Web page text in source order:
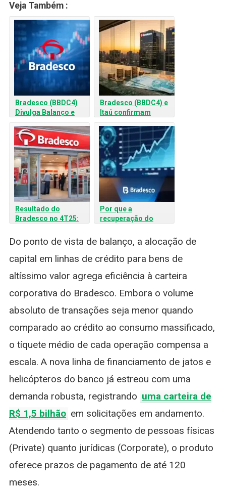
Veja Também :
Bradesco (BBDC4)
Divulga Balanço e
Mercado Monitora
Inadimplência
Bradesco (BBDC4) e
Itaú confirmam
compra de carteiras
do BRB: O que saber?
Resultado do
Bradesco no 4T25:
mostra Recuperação
Por que a
recuperação do
ainda divide
analistas?
Do ponto de vista de balanço, a alocação de
capital em linhas de crédito para bens de
altíssimo valor agrega eficiência à carteira
corporativa do Bradesco. Embora o volume
absoluto de transações seja menor quando
comparado ao crédito ao consumo massificado,
o tíquete médio de cada operação compensa a
escala. A nova linha de financiamento de jatos e
helicópteros do banco já estreou com uma
demanda robusta, registrando uma carteira de
R$ 1,5 bilhão em solicitações em andamento.
Atendendo tanto o segmento de pessoas físicas
(Private) quanto jurídicas (Corporate), o produto
oferece prazos de pagamento de até 120
meses.